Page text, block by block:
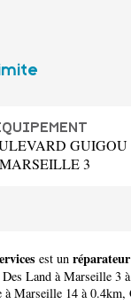
GUIGOU
3
est un
Land à Marseille 3
à Marseille 14 à 0.4km,